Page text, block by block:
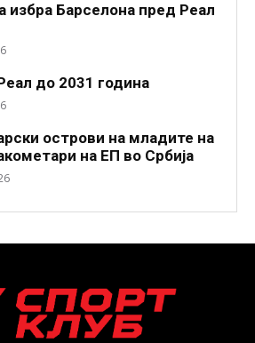
избра Барселона пред Реал
до 2031 година
острови на младите на
на ЕП во Србија